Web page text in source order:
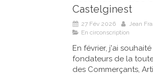
Castelginest
27 Fév 2026
Jean
En circonscription
En février, j'ai
fondateurs de la
des Commerçants,